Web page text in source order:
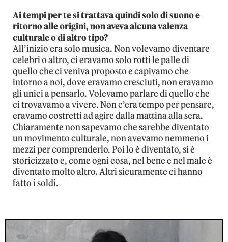
Ai tempi per te si trattava quindi solo di suono e
ritorno alle origini, non aveva alcuna valenza
culturale o di altro tipo?
All’inizio era solo musica. Non volevamo diventare
celebri o altro, ci eravamo solo rotti le palle di
quello che ci veniva proposto e capivamo che
intorno a noi, dove eravamo cresciuti, non eravamo
gli unici a pensarlo. Volevamo parlare di quello che
ci trovavamo a vivere. Non c’era tempo per pensare,
eravamo costretti ad agire dalla mattina alla sera.
Chiaramente non sapevamo che sarebbe diventato
un movimento culturale, non avevamo nemmeno i
mezzi per comprenderlo. Poi lo è diventato, si è
storicizzato e, come ogni cosa, nel bene e nel male è
diventato molto altro. Altri sicuramente ci hanno
fatto i soldi.